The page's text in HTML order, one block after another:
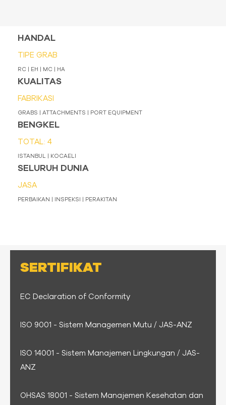
HANDAL
TIPE GRAB
RC | EH | MC | HA
KUALITAS
FABRIKASI
GRABS | ATTACHMENTS | PORT EQUIPMENT
BENGKEL
TOTAL: 4
ISTANBUL | KOCAELI
SELURUH DUNIA
JASA
PERBAIKAN | INSPEKSI | PERAKITAN
SERTIFIKAT
EC Declaration of Conformity
ISO 9001 - Sistem Managemen Mutu / JAS-ANZ
ISO 14001 - Sistem Manajemen Lingkungan / JAS-
ANZ
OHSAS 18001 - Sistem Manajemen Kesehatan dan